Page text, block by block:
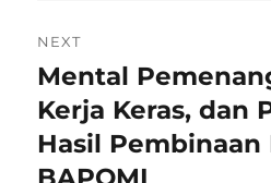
NEXT
Next
post:
Mental
Kerja Keras, dan
Hasil